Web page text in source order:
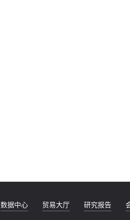
数据中心 贸易大厅 研究报告